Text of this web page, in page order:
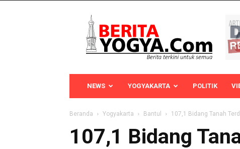
Yogya
NEWS YOGYAKARTA POLITIK
Beranda Yogyakarta Bantul 107,1 Bidang Tanah
107,1 Bidang